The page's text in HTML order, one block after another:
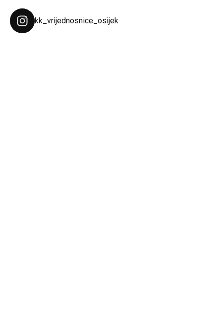
kk_vrijednosnice_osijek